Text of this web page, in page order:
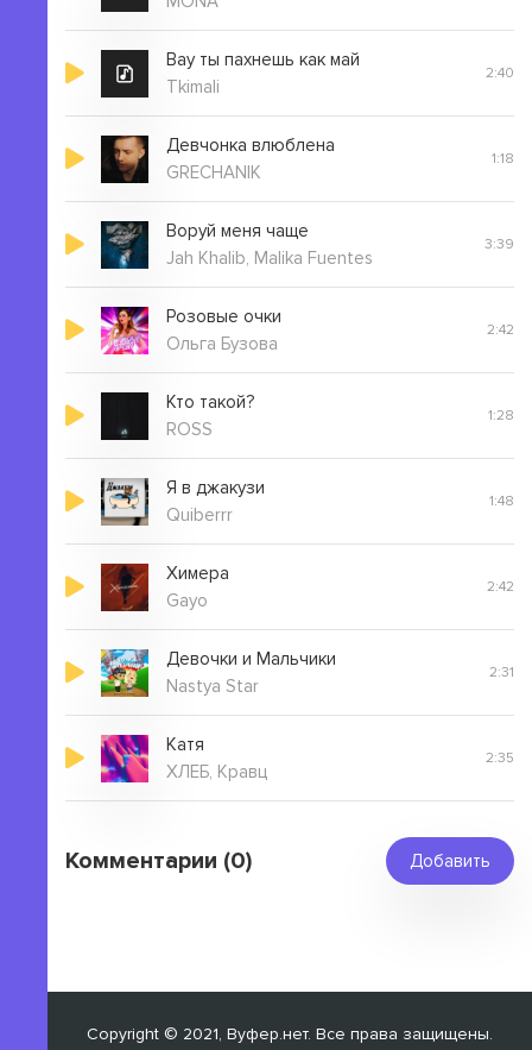
Вау ты пахнешь как май
Tkimali
2:40
Девчонка влюблена
GRECHANIK
1:18
Воруй меня чаще
Jah Khalib, Malika Fuentes
3:39
Розовые очки
Ольга Бузова
2:42
Кто такой?
ROSS
1:28
Я в джакузи
Quiberrr
1:48
Химера
Gayo
2:42
Девочки и Мальчики
Nastya Star
2:31
Катя
ХЛЕБ, Кравц
2:35
Комментарии (0) Добавить
Copyright © 2021, Вуфер.нет. Все права защищены.